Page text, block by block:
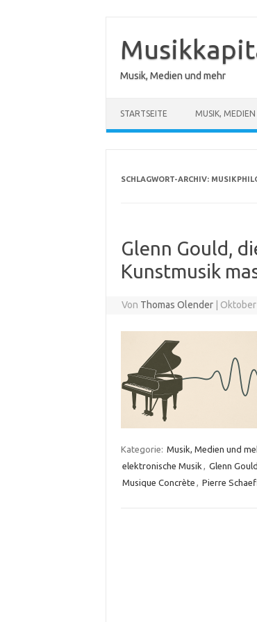
springen
Musik, Medien und mehr
STARTSEITE MUSIK,
SCHLAGWORT-ARCHIV:
Glenn Gould,
Kunstmusik
Von Thomas Olender
Kategorie: Musik, Medien und
elektronische Musik , Glenn Gould
Musique Concrète , Pierre